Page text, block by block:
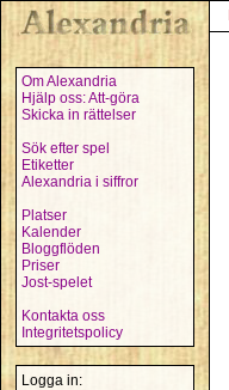
Om Alexandria
Hjälp oss: Att-göra
Skicka in rättelser
Sök efter spel
Etiketter
Alexandria i siffror
Platser
Kalender
Bloggflöden
Priser
Jost-spelet
Kontakta oss
Integritetspolicy
Logga in: